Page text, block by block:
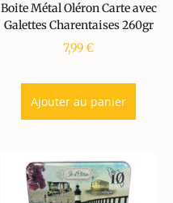
Boite Métal Oléron Carte avec
Galettes Charentaises 260gr
7,99€
Ajouter au panier